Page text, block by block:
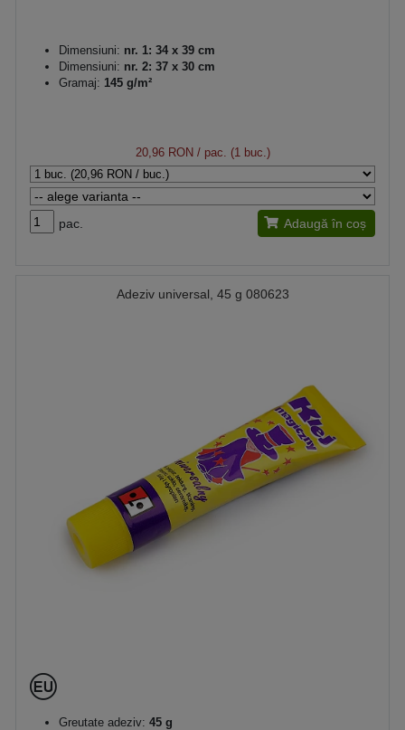
Dimensiuni: nr. 1: 34 x 39 cm
Dimensiuni: nr. 2: 37 x 30 cm
Gramaj: 145 g/m²
20,96 RON / pac. (1 buc.)
pac. Adaugă în coș
Adeziv universal, 45 g 080623
Greutate adeziv: 45 g